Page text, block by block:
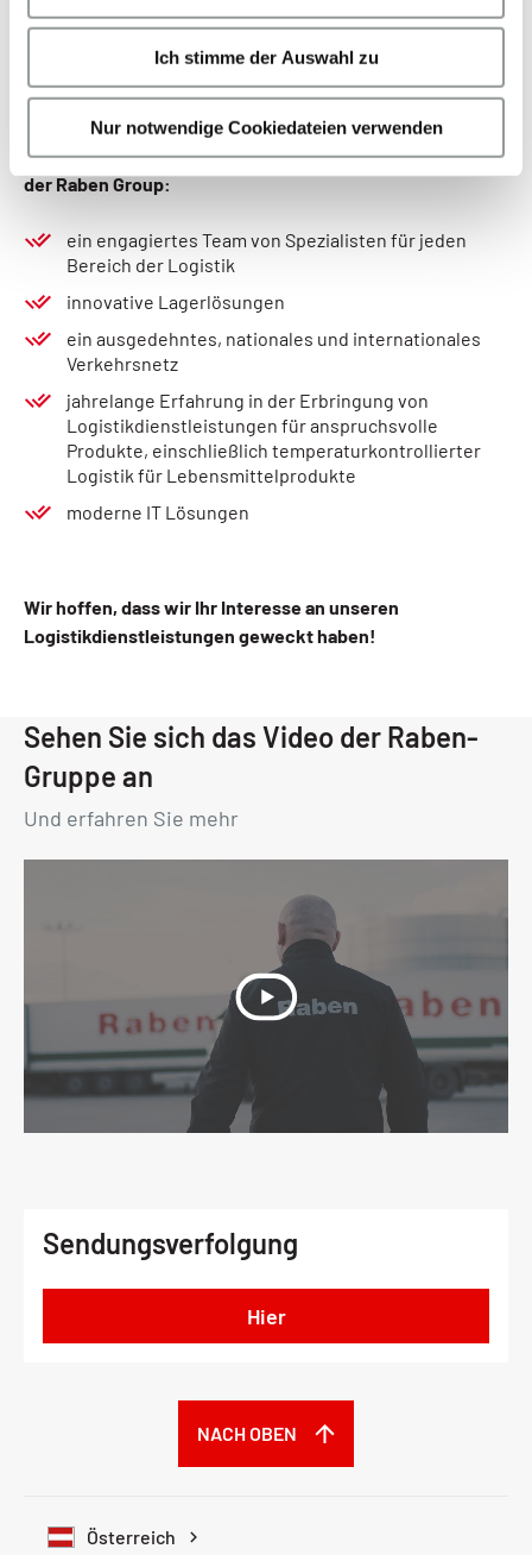
l
Ich stimme der Auswahl zu
Nur notwendige Cookiedateien verwenden
internationale Transporte, Kontraktlogistik, intermodalen
Ein kurzer Überblick über die Logistikdienstleistungen
der Raben Group:
ein engagiertes Team von Spezialisten für jeden
Bereich der Logistik
innovative Lagerlösungen
ein ausgedehntes, nationales und internationales
Verkehrsnetz
jahrelange Erfahrung in der Erbringung von
Logistikdienstleistungen für anspruchsvolle
Produkte, einschließlich temperaturkontrollierter
Logistik für Lebensmittelprodukte
moderne IT Lösungen
Wir hoffen, dass wir Ihr Interesse an unseren
Logistikdienstleistungen geweckt haben!
Sehen Sie sich das Video der Raben-
Gruppe an
Und erfahren Sie mehr
Sendungsverfolgung
Hier
Österreich
NACH OBEN